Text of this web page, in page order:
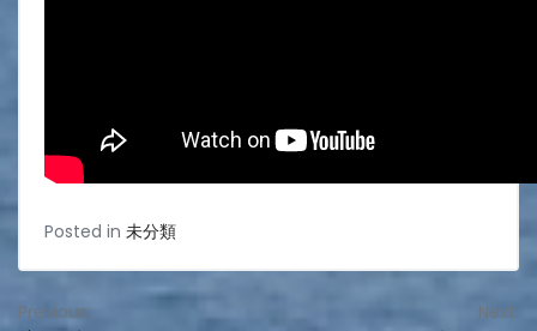
Posted in 未分類
投
Previous:
Next: